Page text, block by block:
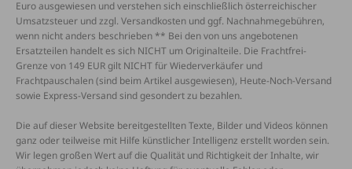
Euro ausgewiesen und verstehen sich einschließlich österreichischer
Umsatzsteuer und zzgl. Versandkosten und ggf. Nachnahmegebühren,
wenn nicht anders beschrieben ** Bei den von uns angebotenen
Ersatzteilen handelt es sich NICHT um Originalteile. Die Frachtfrei-
Grenze von 149 EUR gilt NICHT für Wiederverkäufer und
Frachtpauschalen (sind beim Artikel ausgewiesen), Heute-Noch-Versand
sowie Express-Versand sind gesondert zu bezahlen.
Die auf dieser Website bereitgestellten Texte, Bilder und Videos können
ganz oder teilweise mit Hilfe künstlicher Intelligenz erstellt worden sein.
Wir legen großen Wert auf die Qualität und Richtigkeit der Inhalte, wir